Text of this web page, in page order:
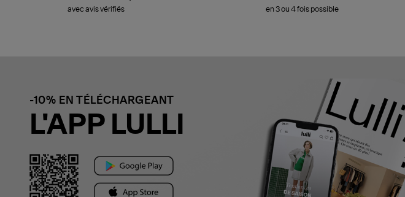
avec avis vérifiés
en 3 ou 4 fois possible
-10% EN TÉLÉCHARGEANT
L'APP LULLI